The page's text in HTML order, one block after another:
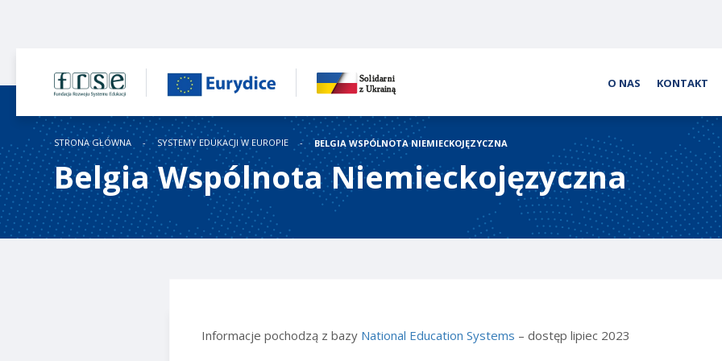
O NAS KONTAKT
STRONA GŁÓWNA SYSTEMY EDUKACJI W EUROPIE BELGIA WSPÓLNOTA NIEMIECKOJĘZYCZNA
Belgia Wspólnota Niemieckojęzyczna
Informacje pochodzą z bazy National Education Systems – dostęp lipiec 2023